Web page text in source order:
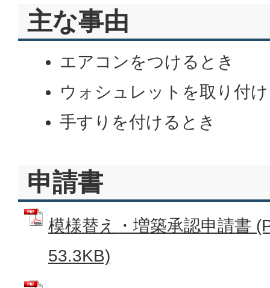
主な事由
エアコンをつけるとき
ウォシュレットを取り付
手すりを付けるとき
申請書
模様替え・増築承認申請書
53.3KB)